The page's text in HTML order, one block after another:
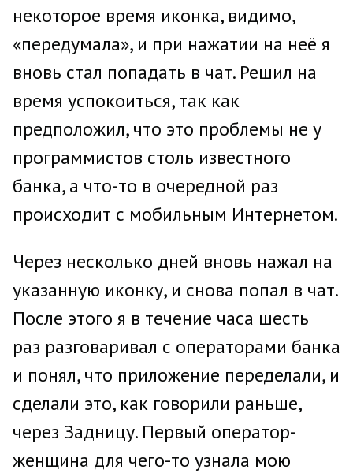
некоторое время иконка, видимо,
«передумала», и при нажатии на неё я
вновь стал попадать в чат. Решил на
время успокоиться, так как
предположил, что это проблемы не у
программистов столь известного
банка, а что-то в очередной раз
происходит с мобильным Интернетом.
Через несколько дней вновь нажал на
указанную иконку, и снова попал в чат.
После этого я в течение часа шесть
раз разговаривал с операторами банка
и понял, что приложение переделали, и
сделали это, как говорили раньше,
через Задницу. Первый оператор-
женщина для чего-то узнала мою